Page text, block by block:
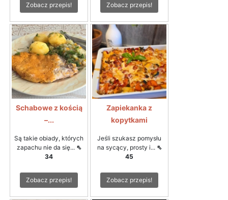
Zobacz przepis! Zobacz przepis!
Schabowe z kością
–...
Są takie obiady, których
zapachu nie da się... ⇖
34
Zobacz przepis!
Zapiekanka z
kopytkami
Jeśli szukasz pomysłu
na sycący, prosty i... ⇖
45
Zobacz przepis!